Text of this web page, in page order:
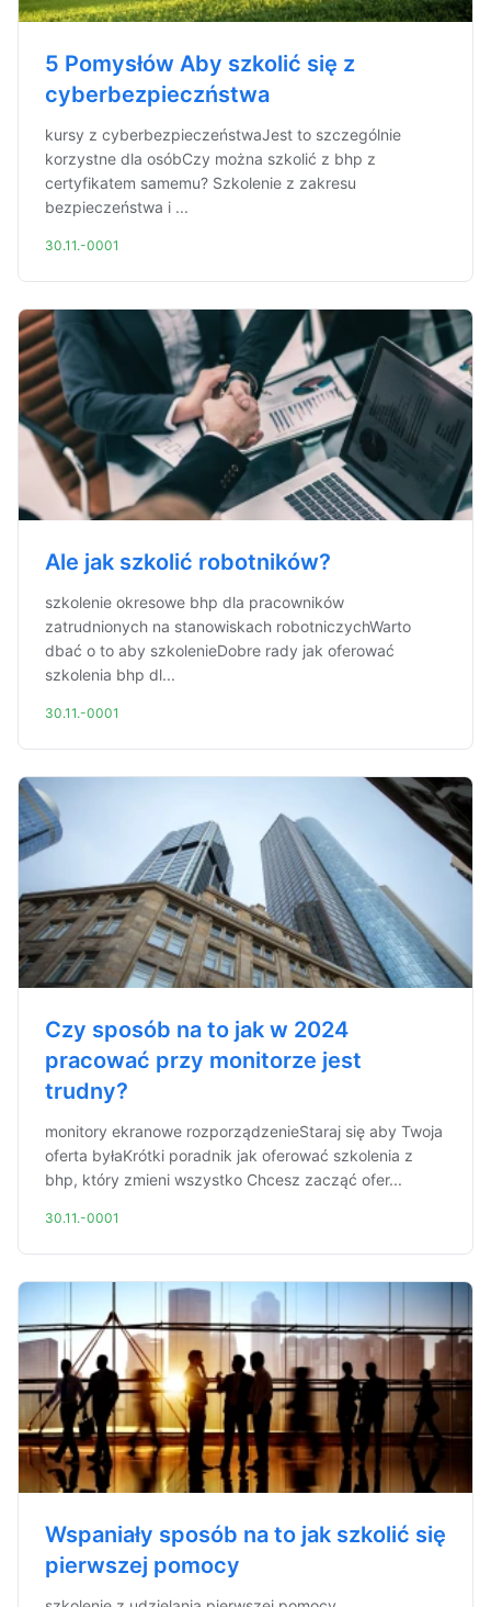
5 Pomysłów Aby szkolić się z
cyberbezpieczństwa
kursy z cyberbezpieczeństwaJest to szczególnie
korzystne dla osóbCzy można szkolić z bhp z
certyfikatem samemu? Szkolenie z zakresu
bezpieczeństwa i ...
30.11.-0001
Ale jak szkolić robotników?
szkolenie okresowe bhp dla pracowników
zatrudnionych na stanowiskach robotniczychWarto
dbać o to aby szkolenieDobre rady jak oferować
szkolenia bhp dl...
30.11.-0001
Czy sposób na to jak w 2024
pracować przy monitorze jest
trudny?
monitory ekranowe rozporządzenieStaraj się aby Twoja
oferta byłaKrótki poradnik jak oferować szkolenia z
bhp, który zmieni wszystko Chcesz zacząć ofer...
30.11.-0001
Wspaniały sposób na to jak szkolić się
pierwszej pomocy